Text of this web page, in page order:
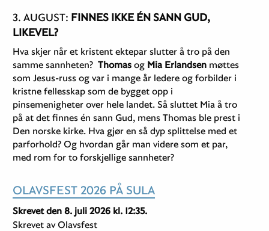
3. AUGUST: FINNES IKKE ÉN SANN GUD,
LIKEVEL?
Hva skjer når et kristent ektepar slutter å tro på den
samme sannheten? Thomas og Mia Erlandsen møttes
som Jesus-russ og var i mange år ledere og forbilder i
kristne fellesskap som de bygget opp i
pinsemenigheter over hele landet. Så sluttet Mia å tro
på at det finnes én sann Gud, mens Thomas ble prest i
Den norske kirke. Hva gjør en så dyp splittelse med et
parforhold? Og hvordan går man videre som et par,
med rom for to forskjellige sannheter?
OLAVSFEST 2026 PÅ SULA
Skrevet den 8. juli 2026 kl. 12:35.
Skrevet av Olavsfest